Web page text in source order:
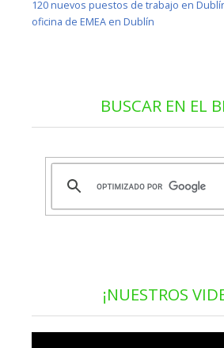
120 nuevos puestos de trabajo en
oficina de EMEA en Dublín
BUSCAR EN EL
¡NUESTROS